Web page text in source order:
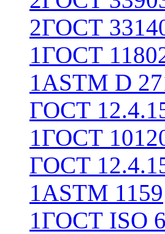
2ГОСТ
1ГОСТ
1ASTM D
ГОСТ
1ГОСТ
ГОСТ
1ASTM 1159
1ГОСТ ISO